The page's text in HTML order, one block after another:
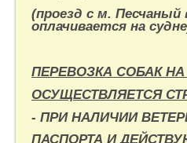
(проезд с м. Песчаный
оплачивается на
ПЕРЕВОЗКА СОБАК
ОСУЩЕСТВЛЯЕТСЯ
- ПРИ НАЛИЧИИ
ПАСПОРТА И